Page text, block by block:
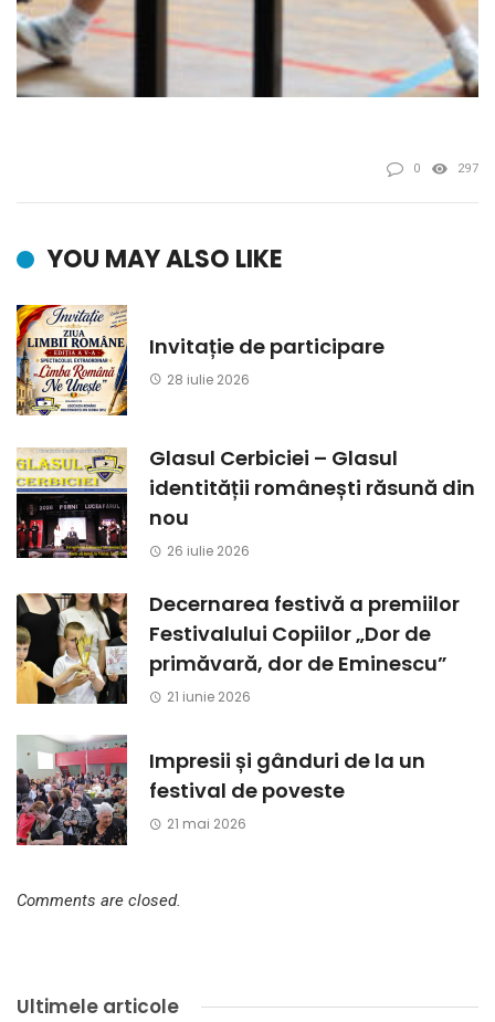
0 297
YOU MAY ALSO LIKE
Invitație de participare
28 iulie 2026
Glasul Cerbiciei – Glasul
identității românești răsună din
nou
26 iulie 2026
Decernarea festivă a premiilor
Festivalului Copiilor „Dor de
primăvară, dor de Eminescu”
21 iunie 2026
Impresii și gânduri de la un
festival de poveste
21 mai 2026
Comments are closed.
Ultimele articole